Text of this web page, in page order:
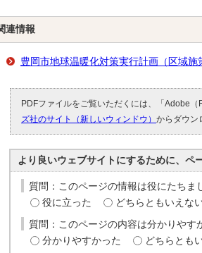
連情報
豊岡市地球温暖化対策実行計画（区域施
PDFファイルをご覧いただくには、「Adobe
ズ社のサイト（新しいウィンドウ） からダウン
より良いウェブサイトにするために、ペ
質問：このページの情報は役にたちま
役に立った
どちらともいえな
質問：このページの内容は分かりやす
分かりやすかった
どちらとも